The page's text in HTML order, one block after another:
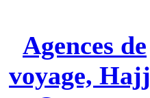
Agences de
voyage, Hajj